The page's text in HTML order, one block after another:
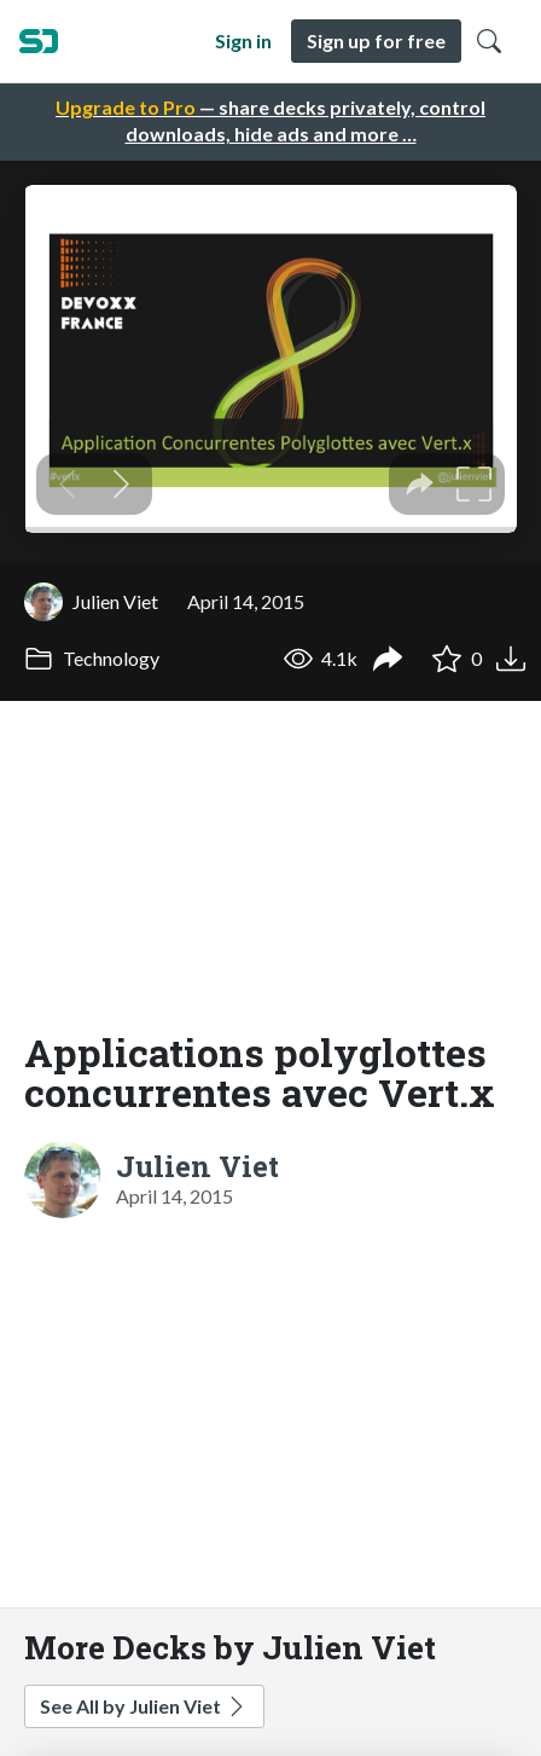
Upgrade to Pro — share decks privately, control
downloads, hide ads and more …
Sign in Sign up for free
Julien Viet April 14, 2015
Technology 4.1k 0
Applications polyglottes
concurrentes avec Vert.x
Julien Viet
April 14, 2015
More Decks by Julien Viet
See All by Julien Viet